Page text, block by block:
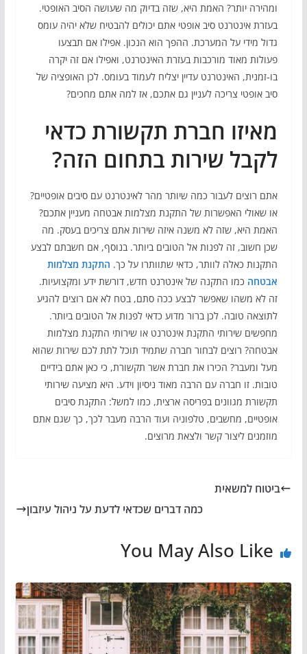
ומהירה יותר? האמת היא, שזה בדיוק מה שעושה הסיב האופטי.
בעזרת אינטרנט סיב אופטי אתם יכולים להבטיח שלא יהיה עומס
גדול מידי על המערכת. ההפך הוא הנכון. אפילו אם תבצעו
פעולות מאוד מורכבות בעזרת האינטרנט, ואפילו אם זה יקרה
בו-זמנית, האינטרנט עדיין יצליח לעמוד בעומס. לכן האופציה של
סיב אופטי צריכה לעניין גם אתכם, אז למה אתם מחכים?
מאיזו חברת תקשורת כדאי
לקבל שירות בתחום הזה?
אתם רוצים לעבור כמה שיותר מהר לאינטרנט עם סיבים אופטיים?
או שאולי האפשרות של התקנת מצלמות אבטחה מעניין אתכם?
האמת היא, שזה לא משנה איזה שירות אתם צריכים בעסק. מה
שכן חשוב, זה לפנות אל הטובים ביותר. בנוסף, אם חשבתם לבצע
התקנות כאלה לוותר, כדאי שתוותרו על כך. התקנת מצלמות
אבטחה כמו התקנה של אינטרנט חדש, דורשת ידע ומקצועיות.
זה לא משהו שאפשר לבצע ככה סתם, בטח לא אם רוצים להגיע
לתוצאה טובה. לכן ברור מדוע כדאי לפנות אל הטובים ביותר.
מחפשים שירותי התקנת אינטרנט או שירותי התקנת מצלמות
אבטחה? רוצים לבחור חברה שתמיד תוכל לתת לכם שירות שהוא
מעל ומעבר? הכירו את חברת אשר תקשורת, כי כאן אתם בידיים
טובות. זו חברה עם הרבה מאוד ניסיון וידע. היא מציעה שירותי
תקשורת מגוונים בפריסה ארצית, כמו למשל: התקנת סיבים
אופטיים, מחשבים, טלפוניה ועוד הרבה מעבר לכך, כך שגם אתם
מוזמנים ליצור קשר ולצאת מרוצים.
ביטוח למשאית
כמה דברים שכדאי לדעת על ניהול עיזבון
You May Also Like